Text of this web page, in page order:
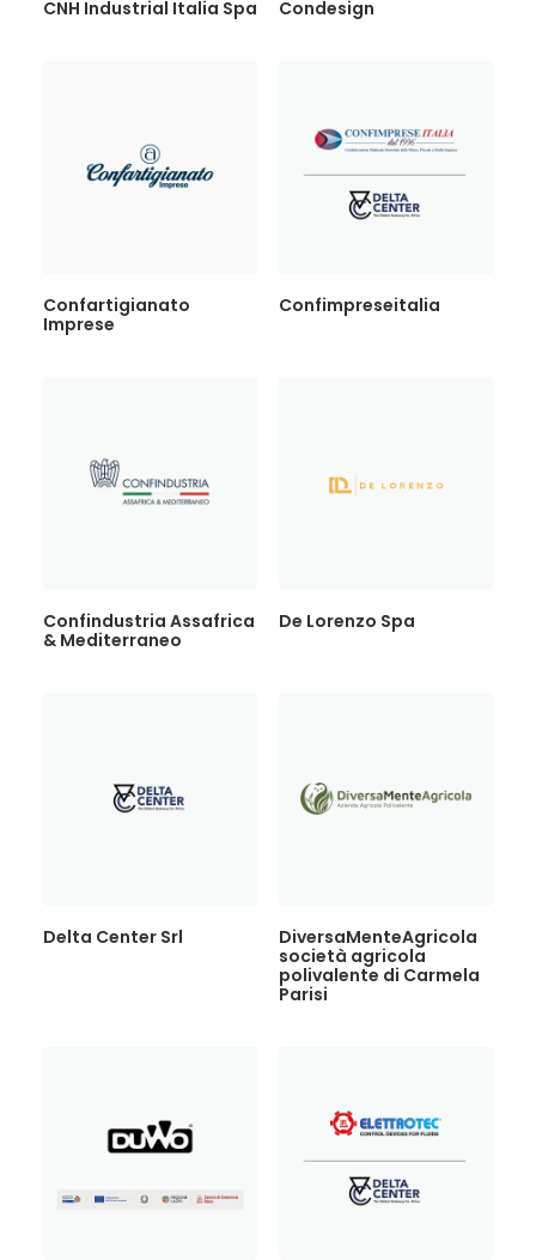
CNH Industrial Italia Spa Condesign
Confartigianato
Imprese
Confimpreseitalia
Confindustria Assafrica
& Mediterraneo
De Lorenzo Spa
Delta Center Srl
DiversaMenteAgricola
società agricola
polivalente di Carmela
Parisi